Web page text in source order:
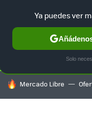
SELECCIÓN GAMING
HOY SE HABLA DE
Mercado Libre
Ya puedes ver
Solo